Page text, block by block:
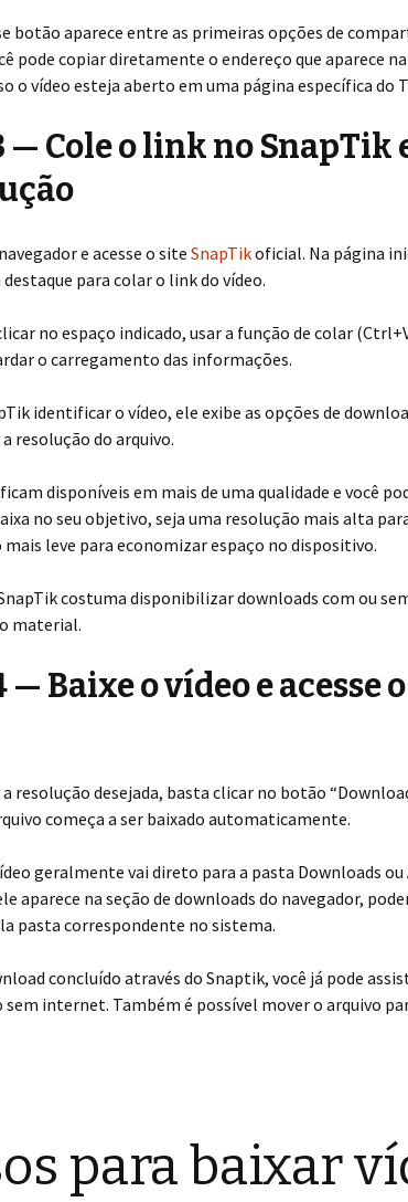
botão aparece entre as primeiras opções de
pode copiar diretamente o endereço que aparece
o vídeo esteja aberto em uma página específica do
— Cole o link no SnapTik
e acesse o site SnapTikoficial. Na página
para colar o link do vídeo.
no espaço indicado, usar a função de colar
o carregamento das informações.
identificar o vídeo, ele exibe as opções de
resolução do arquivo.
disponíveis em mais de uma qualidade e você
no seu objetivo, seja uma resolução mais alta
mais leve para economizar espaço no dispositivo.
costuma disponibilizar downloads com ou
material.
— Baixe o vídeo e acesse
resolução desejada, basta clicar no botão
começa a ser baixado automaticamente.
geralmente vai direto para a pasta Downloads ou
aparece na seção de downloads do navegador,
pasta correspondente no sistema.
concluído através do Snaptik, você já pode
sem internet. Também é possível mover o arquivo
para baixar